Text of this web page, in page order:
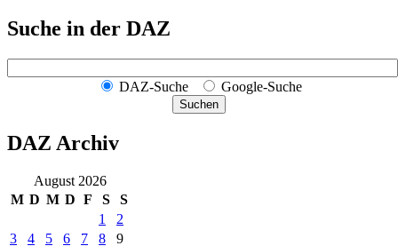
Suche in der DAZ
DAZ-Suche Google-Suche
Suchen
DAZ Archiv
August 2026
M D M D F S
S
1
2
3
4 5 6 7 8
9